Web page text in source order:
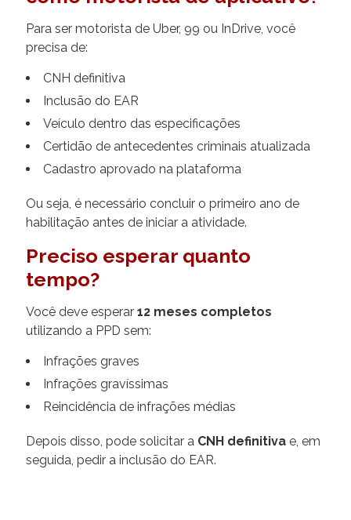
Para ser motorista de Uber, 99 ou InDrive, você
precisa de:
CNH definitiva
Inclusão do EAR
Veículo dentro das especificações
Certidão de antecedentes criminais atualizada
Cadastro aprovado na plataforma
Ou seja, é necessário concluir o primeiro ano de
habilitação antes de iniciar a atividade.
Preciso esperar quanto
tempo?
Você deve esperar 12 meses completos
utilizando a PPD sem:
Infrações graves
Infrações gravíssimas
Reincidência de infrações médias
Depois disso, pode solicitar a CNH definitiva e, em
seguida, pedir a inclusão do EAR.